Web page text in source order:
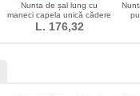
Nunta de șal lung cu
maneci capela unică cădere
de blană
L. 176,32